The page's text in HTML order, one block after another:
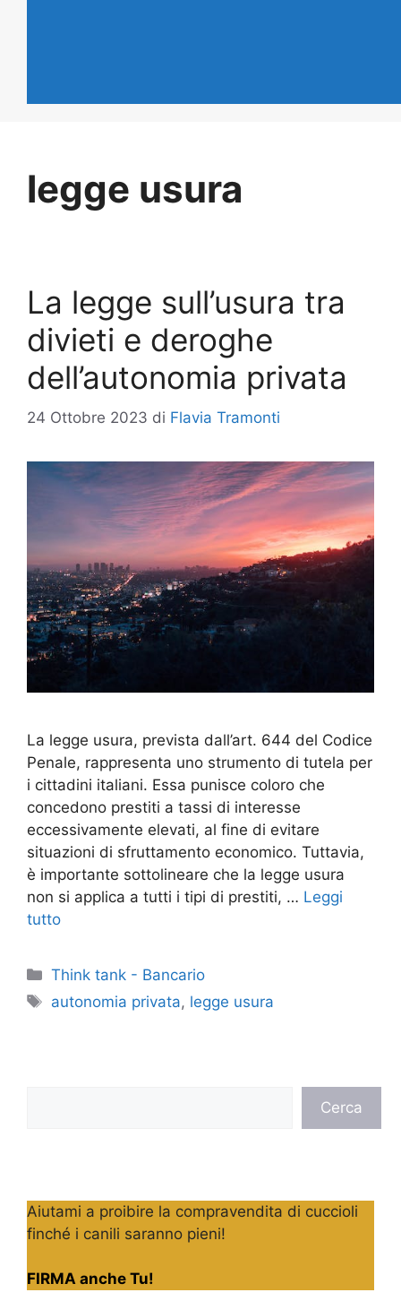
legge usura
La legge sull’usura tra
divieti e deroghe
dell’autonomia privata
24 Ottobre 2023 di Flavia Tramonti
La legge usura, prevista dall’art. 644 del Codice
Penale, rappresenta uno strumento di tutela per
i cittadini italiani. Essa punisce coloro che
concedono prestiti a tassi di interesse
eccessivamente elevati, al fine di evitare
situazioni di sfruttamento economico. Tuttavia,
è importante sottolineare che la legge usura
non si applica a tutti i tipi di prestiti, … Leggi
tutto
Categorie
Think tank - Bancario
Tag
autonomia privata, legge usura
Cerca
Aiutami a proibire la compravendita di cuccioli
finché i canili saranno pieni!
FIRMA anche Tu!